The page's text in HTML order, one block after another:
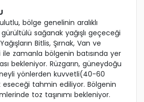
bölge genelinin aralıklı
sağanak yağışlı geçeceği
Bitlis, Şırnak, Van ve
zamanla bölgenin batısında yer
bekleniyor. Rüzgarın, güneydoğu
yönlerden kuvvetli(40-60
tahmin ediliyor. Bölgenin
toz taşınımı bekleniyor.